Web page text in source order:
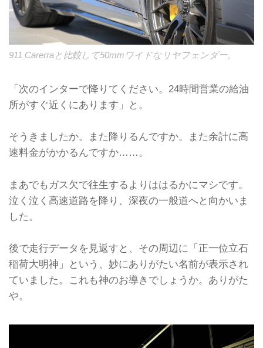
911 Carerraと比較して50mmワイドなリヤフェンダー。
「次のインターで降りてください。24時間営業の給油
所がすぐ近くにあります」と。
そうきましたか。また降りるんですか。また余計に高
速料金がかかるんですか……。
まあでもガス欠で往生するよりははるかにマシです。
泣く泣く高速道路を降り、深夜の一般道へと向かいま
した。
後で走行データを見返すと、その周辺に「正一位立石
稲荷大明神」という、妙にありがたい名前が表示され
ていました。これも神のお導きでしょうか。ありがた
や。